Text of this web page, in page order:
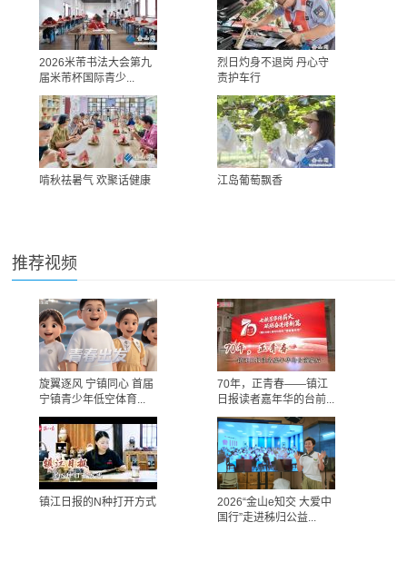
2026米芾书法大会第九
届米芾杯国际青少...
烈日灼身不退岗 丹心守
责护车行
啃秋祛暑气 欢聚话健康 江岛葡萄飘香
推荐视频
旋翼逐风 宁镇同心 首届
宁镇青少年低空体育...
70年，正青春——镇江
日报读者嘉年华的台前...
镇江日报的N种打开方式
2026“金山e知交 大爱中
国行”走进秭归公益...